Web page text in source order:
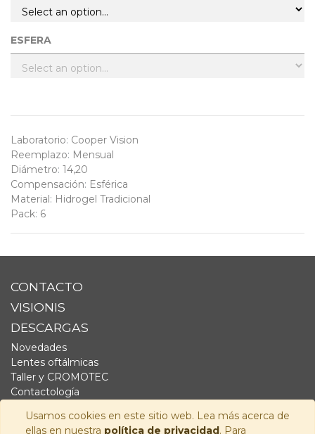
Usamos cookies en este sitio web. Lea más acerca de
ellas en nuestra política de privacidad. Para
ESFERA
Laboratorio: Cooper Vision
Reemplazo: Mensual
Diámetro: 14,20
Compensación: Esférica
Material : Hidrogel Tradicional
Pack: 6
CONTACTO
VISIONIS
DESCARGAS
Novedades
Lentes oftálmicas
Taller y CROMOTEC
Contactología
Fornitura